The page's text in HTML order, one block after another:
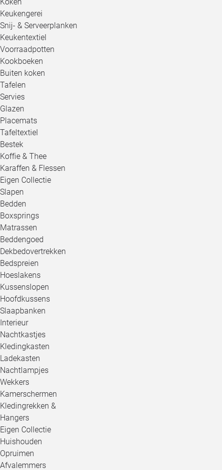
Keukengerei
Snij- & Serveerplanken
Keukentextiel
Voorraadpotten
Kookboeken
Buiten koken
Tafelen
Servies
Glazen
Placemats
Tafeltextiel
Bestek
Koffie & Thee
Karaffen & Flessen
Eigen Collectie
Slapen
Bedden
Boxsprings
Matrassen
Beddengoed
Dekbedovertrekken
Bedspreien
Hoeslakens
Kussenslopen
Hoofdkussens
Slaapbanken
Interieur
Nachtkastjes
Kledingkasten
Ladekasten
Nachtlampjes
Wekkers
Kamerschermen
Kledingrekken &
Hangers
Eigen Collectie
Huishouden
Opruimen
Afvalemmers